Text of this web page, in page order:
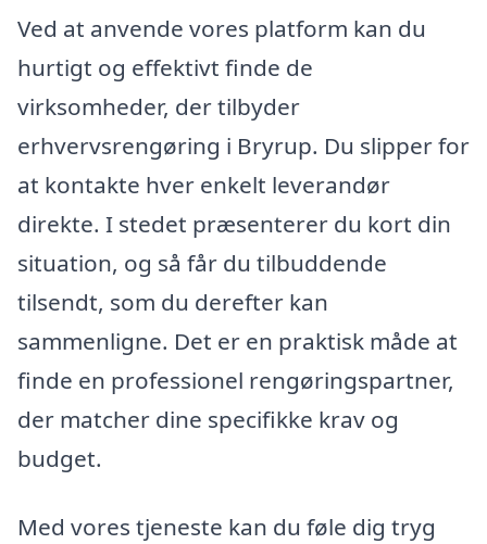
Ved at anvende vores platform kan du
hurtigt og effektivt finde de
virksomheder, der tilbyder
erhvervsrengøring i Bryrup. Du slipper for
at kontakte hver enkelt leverandør
direkte. I stedet præsenterer du kort din
situation, og så får du tilbuddende
tilsendt, som du derefter kan
sammenligne. Det er en praktisk måde at
finde en professionel rengøringspartner,
der matcher dine specifikke krav og
budget.
Med vores tjeneste kan du føle dig tryg